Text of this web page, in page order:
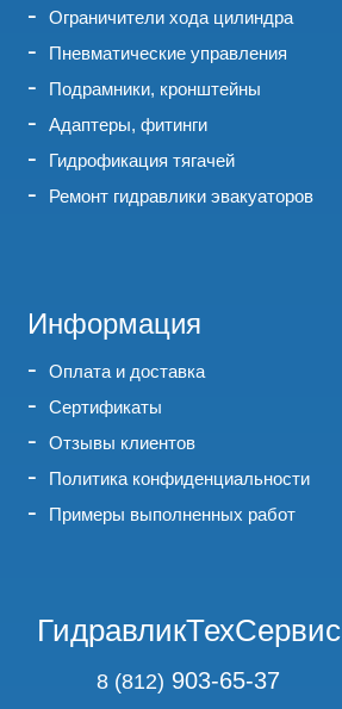
Ограничители хода цилиндра
Пневматические управления
Подрамники, кронштейны
Адаптеры, фитинги
Гидрофикация тягачей
Ремонт гидравлики эвакуаторов
Информация
Оплата и доставка
Сертификаты
Отзывы клиентов
Политика конфиденциальности
Примеры выполненных работ
ГидравликТехСервис
8 (812) 903-65-37